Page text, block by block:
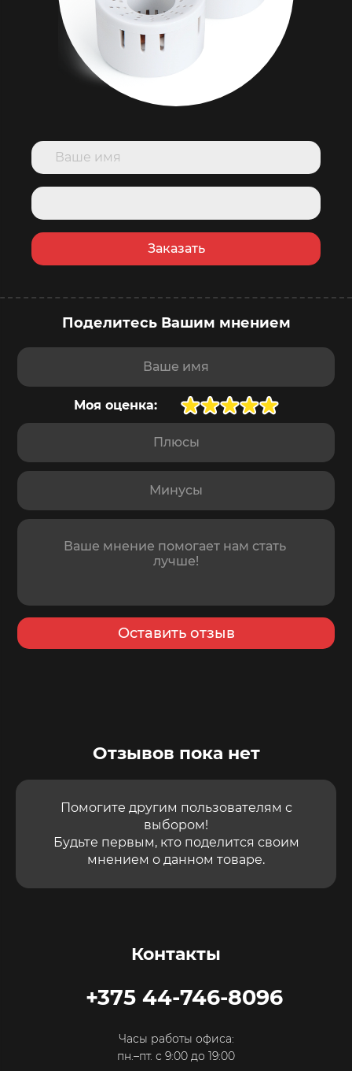
Заказать
купить сейчас
в корзину
Поделитесь Вашим мнением
Моя оценка:
Ваше имя
Плюсы
Минусы
Отзыв
Оставить отзыв
Отзывов пока нет
Помогите другим пользователям с
выбором!
Будьте первым, кто поделится своим
мнением о данном товаре.
Контакты
+375 44-746-8096
Часы работы офиса:
пн.–пт. с 9:00 до 19:00